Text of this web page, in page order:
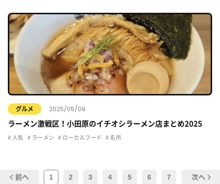
グルメ 2025/05/09
ラーメン激戦区！小田原のイチオシラーメン店まとめ2025
人気 ラーメン ローカルフード 名所
前へ 1 2 3 4 5 6 7 次へ